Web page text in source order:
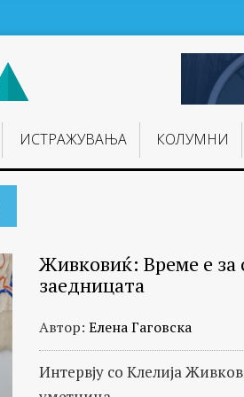
ИСТРАЖУВАЊA КОЛУМНИ
Живковиќ: Време е за
заедницата
Автор: Елена Гаговска
Интервју со Клелија